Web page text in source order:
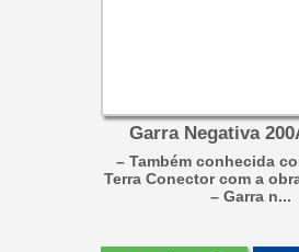
Garra Negativa
– Também conhecida
Terra Conector com a
– Garra n...